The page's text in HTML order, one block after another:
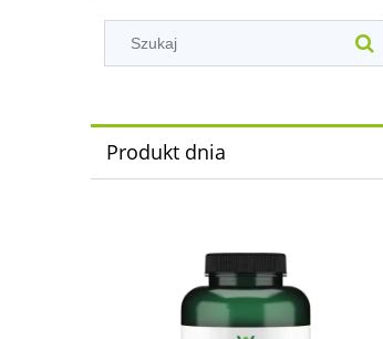
Produkt dnia